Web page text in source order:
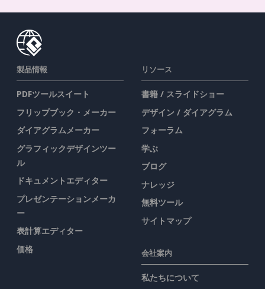
製品情報
PDFツールスイート
フリップブック・メーカー
ダイアグラムメーカー
グラフィックデザインツー
ル
ドキュメントエディター
プレゼンテーションメーカ
ー
表計算エディター
価格
リソース
書籍 / スライドショー
デザイン / ダイアグラム
フォーラム
学ぶ
ブログ
ナレッジ
無料ツール
サイトマップ
会社案内
私たちについて